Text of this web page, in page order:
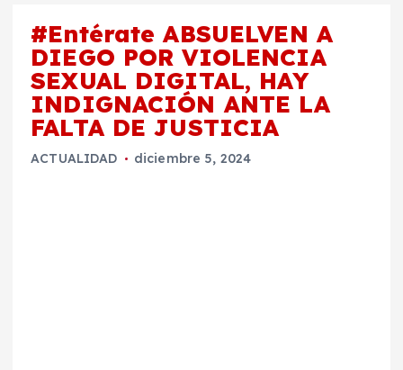
#Entérate ABSUELVEN A
DIEGO POR VIOLENCIA
SEXUAL DIGITAL, HAY
INDIGNACIÓN ANTE LA
FALTA DE JUSTICIA
ACTUALIDAD diciembre 5, 2024